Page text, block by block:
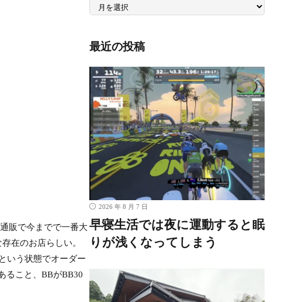
販で今までで一番大
在のお店らしい。
いう状態でオーダー
ること、BBがBB30
月
記
最近の投稿
2026 年 8 月 7 日
早寝生活では夜に運動すると眠
りが浅くなってしまう